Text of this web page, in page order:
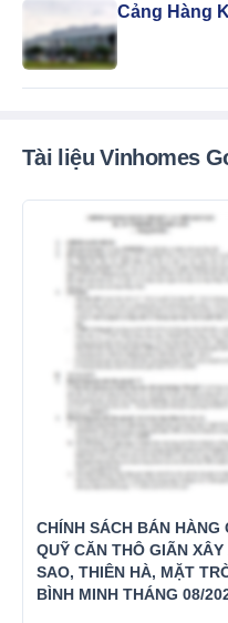
Cảng Hàng
Tài liệu Vinhomes
CHÍNH SÁCH BÁN HÀNG
QUỸ CĂN THÔ GIÃN XÂY
SAO, THIÊN HÀ, MẶT
BÌNH MINH THÁNG 08/